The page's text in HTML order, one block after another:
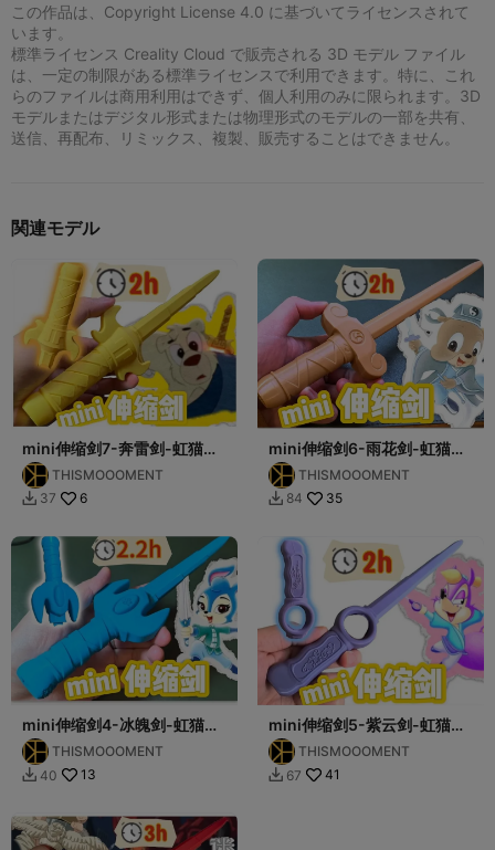
この作品は、Copyright License 4.0 に基づいてライセンスされて
います。
標準ライセンス Creality Cloud で販売される 3D モデル ファイル
は、一定の制限がある標準ライセンスで利用できます。特に、これ
らのファイルは商用利用はできず、個人利用のみに限られます。3D
モデルまたはデジタル形式または物理形式のモデルの一部を共有、
送信、再配布、リミックス、複製、販売することはできません。
関連モデル
mini伸缩剑7-奔雷剑-虹猫蓝
兔系列THISMOOOMENT
 37 6
mini伸缩剑6-雨花剑-虹猫蓝
兔系列THISMOOOMENT
 84 35
mini伸缩剑4-冰魄剑-虹猫蓝
兔系列THISMOOOMENT
 40 13
mini伸缩剑5-紫云剑-虹猫蓝
兔系列THISMOOOMENT
 67 41